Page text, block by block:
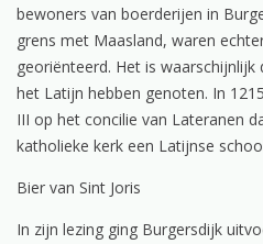
bewoners van boerderijen in
grens met Maasland, waren
georiënteerd. Het is
het Latijn hebben genoten. In
III op het concilie van Lateranen
katholieke kerk een Latijnse
Bier van Sint Joris
In zijn lezing ging Burgersdijk